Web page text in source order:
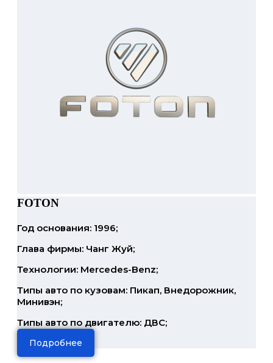
FOTON
Год основания: 1996;
Глава фирмы: Чанг Жуй;
Технологии: Mercedes-Benz;
Типы авто по кузовам: Пикап, Внедорожник,
Минивэн;
Типы авто по двигателю: ДВС;
Подробнее